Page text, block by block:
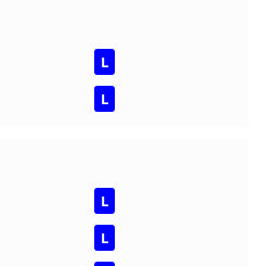
L
L
L
L